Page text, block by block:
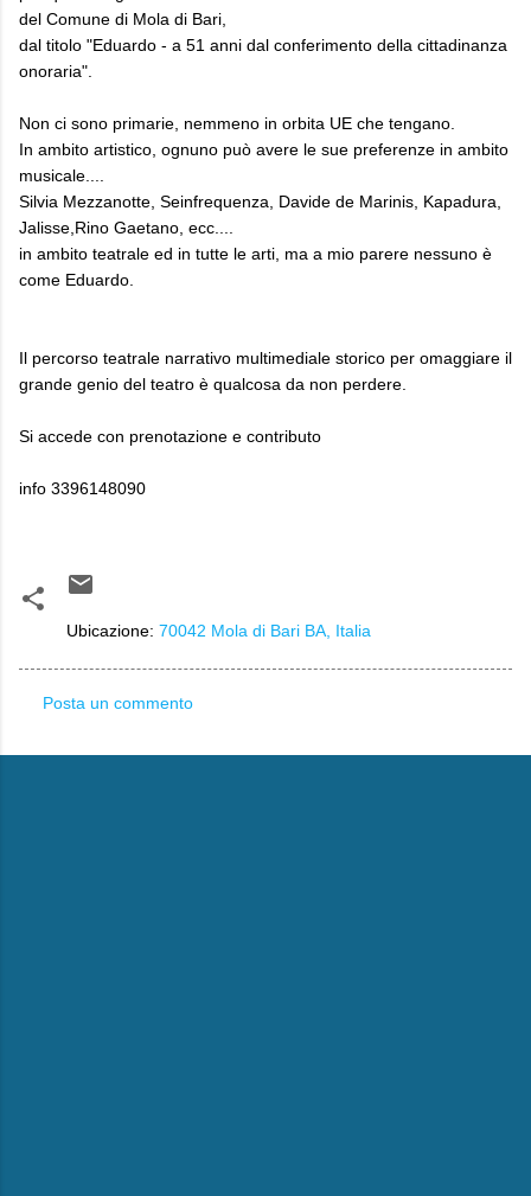
del Comune di Mola di Bari,
dal titolo "Eduardo - a 51 anni dal conferimento della cittadinanza
onoraria".
Non ci sono primarie, nemmeno in orbita UE che tengano.
In ambito artistico, ognuno può avere le sue preferenze in ambito
musicale....
Silvia Mezzanotte, Seinfrequenza, Davide de Marinis, Kapadura,
Jalisse,Rino Gaetano, ecc....
in ambito teatrale ed in tutte le arti, ma a mio parere nessuno è
come Eduardo.
Il percorso teatrale narrativo multimediale storico per omaggiare il
grande genio del teatro è qualcosa da non perdere.
Si accede con prenotazione e contributo
info 3396148090
Ubicazione: 70042 Mola di Bari BA, Italia
o
Posta un commento